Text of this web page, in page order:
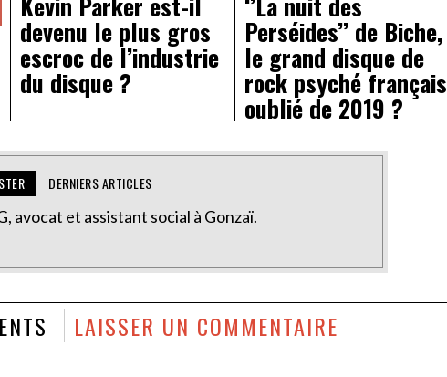
devenu le plus gros
escroc de l’industrie
du disque ?
Perséides’’ de Biche,
le grand disque de
rock psyché français
oublié de 2019 ?
DERNIERS ARTICLES
avocat et assistant social à Gonzaï.
LAISSER UN COMMENTAIRE